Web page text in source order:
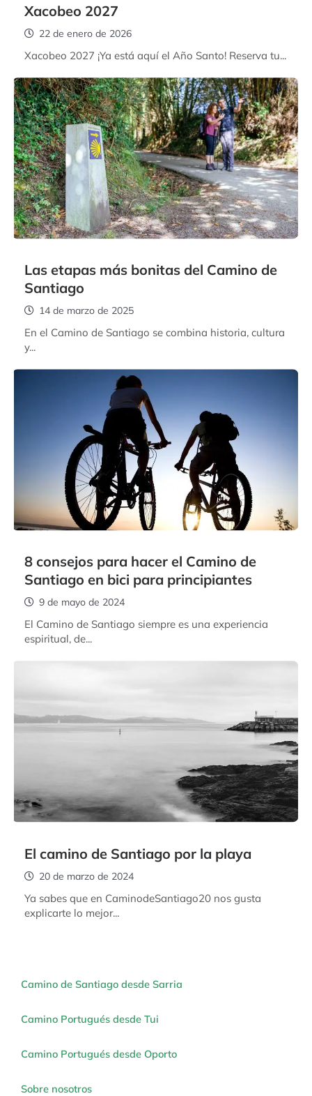
Xacobeo 2027
22 de enero de 2026
Xacobeo 2027 ¡Ya está aquí el Año Santo! Reserva tu...
Las etapas más bonitas del Camino de
Santiago
14 de marzo de 2025
En el Camino de Santiago se combina historia, cultura
y...
8 consejos para hacer el Camino de
Santiago en bici para principiantes
9 de mayo de 2024
El Camino de Santiago siempre es una experiencia
espiritual, de...
El camino de Santiago por la playa
20 de marzo de 2024
Ya sabes que en CaminodeSantiago20 nos gusta
explicarte lo mejor...
Camino de Santiago desde Sarria
Camino Portugués desde Tui
Camino Portugués desde Oporto
Sobre nosotros